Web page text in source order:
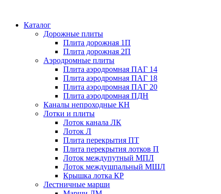
Каталог
Дорожные плиты
Плита дорожная 1П
Плита дорожная 2П
Аэродромные плиты
Плита аэродромная ПАГ 14
Плита аэродромная ПАГ 18
Плита аэродромная ПАГ 20
Плита аэродромная ПДН
Каналы непроходные КН
Лотки и плиты
Лоток канала ЛК
Лоток Л
Плита перекрытия ПТ
Плита перекрытия лотков П
Лоток междупутный МПЛ
Лоток междушпальный МШЛ
Крышка лотка КР
Лестничные марши